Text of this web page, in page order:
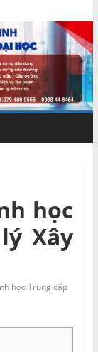
học
Xây
học Trung cấp